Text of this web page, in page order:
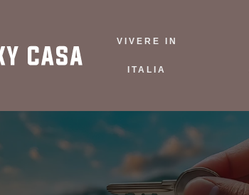
VIVERE IN
ITALIA